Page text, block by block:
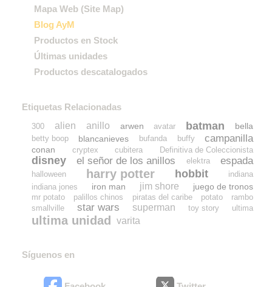
Mapa Web (Site Map)
Blog AyM
Productos en Stock
Últimas unidades
Productos descatalogados
Etiquetas Relacionadas
300 alien anillo arwen avatar batman bella
betty boop blancanieves bufanda buffy campanilla
conan cryptex cubitera Definitiva de Coleccionista
disney el señor de los anillos elektra espada
halloween harry potter hobbit
indiana
indiana jones
iron man jim shore juego de tronos
mr potato palillos chinos piratas del caribe potato
rambo
smallville
star wars superman toy story ultima
ultima unidad varita
Síguenos en